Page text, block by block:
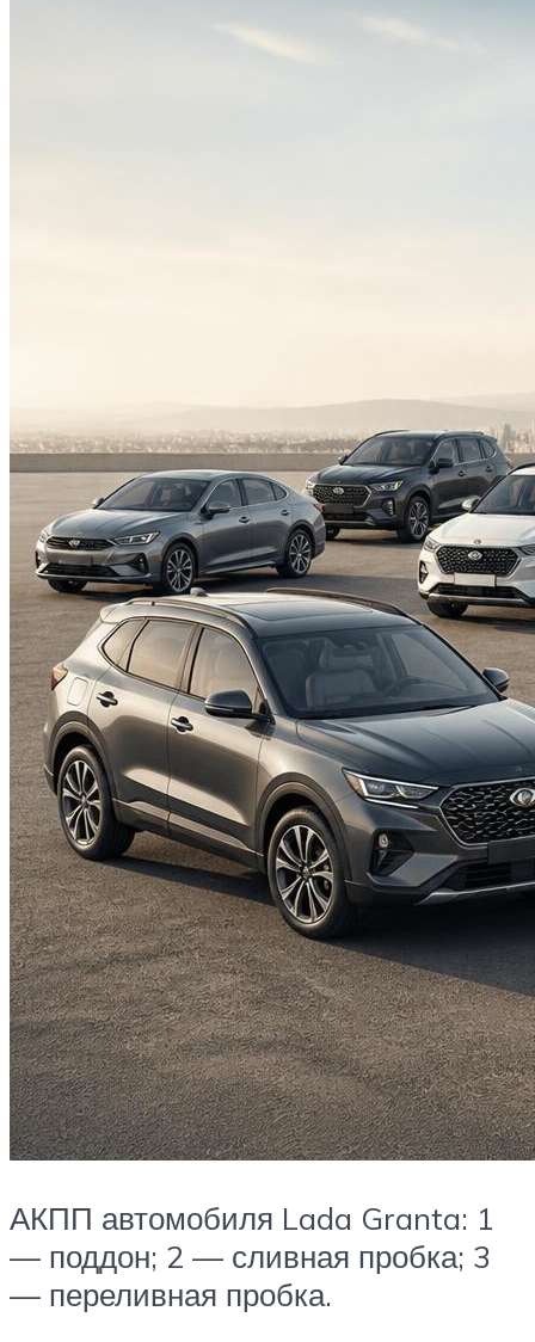
АКПП автомобиля Lada Granta: 1
— поддон; 2 — сливная пробка; 3
— переливная пробка.